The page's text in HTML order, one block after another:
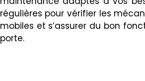
régulières pour vérifier les
mobiles et s’assurer du bon
porte.